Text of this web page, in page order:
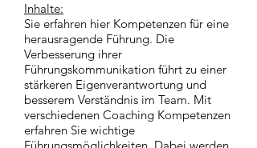
Inhalte:
Sie erfahren hier Kompetenzen für eine
herausragende Führung. Die
Verbesserung ihrer
Führungskommunikation führt zu einer
stärkeren Eigenverantwortung und
besserem Verständnis im Team. Mit
verschiedenen Coaching Kompetenzen
erfahren Sie wichtige